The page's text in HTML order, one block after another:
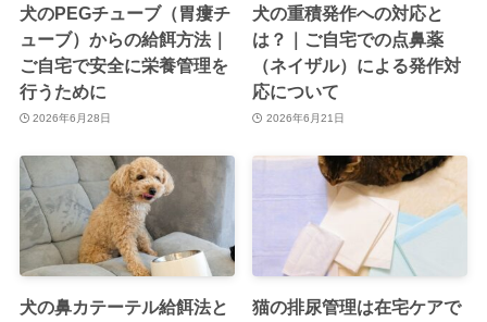
犬のPEGチューブ（胃瘻チ
ューブ）からの給餌方法｜
ご自宅で安全に栄養管理を
行うために
2026年6月28日
犬の重積発作への対応と
は？｜ご自宅での点鼻薬
（ネイザル）による発作対
応について
2026年6月21日
犬の鼻カテーテル給餌法と
猫の排尿管理は在宅ケアで